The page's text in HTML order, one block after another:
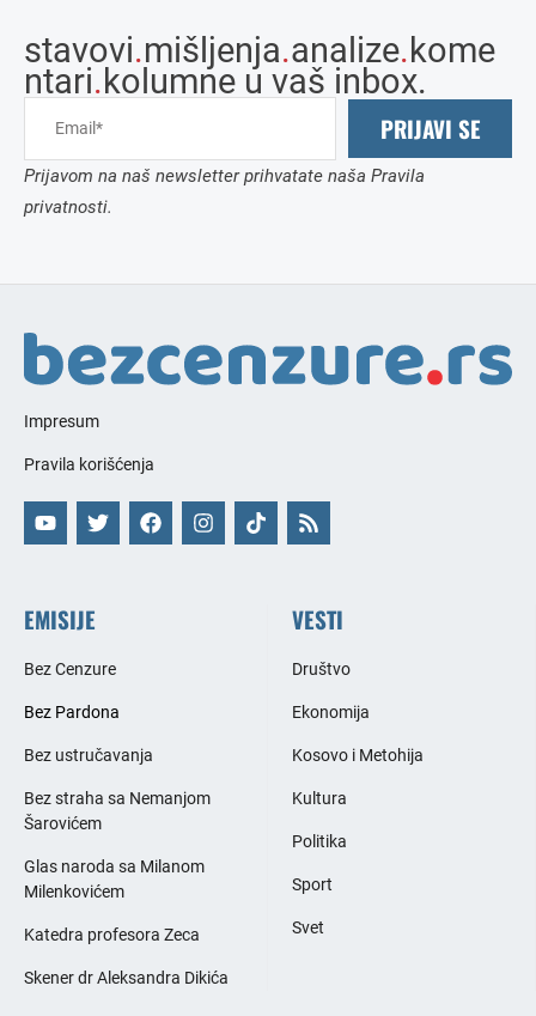
stavovi.mišljenja.analize.kome
ntari.kolumne u vaš inbox.
PRIJAVI SE
Prijavom na naš newsletter prihvatate naša Pravila
privatnosti.
Impresum
Pravila korišćenja
EMISIJE
Bez Cenzure
Bez Pardona
Bez ustručavanja
Bez straha sa Nemanjom
Šarovićem
Glas naroda sa Milanom
Milenkovićem
Katedra profesora Zeca
Skener dr Aleksandra Dikića
VESTI
Društvo
Ekonomija
Kosovo i Metohija
Kultura
Politika
Sport
Svet